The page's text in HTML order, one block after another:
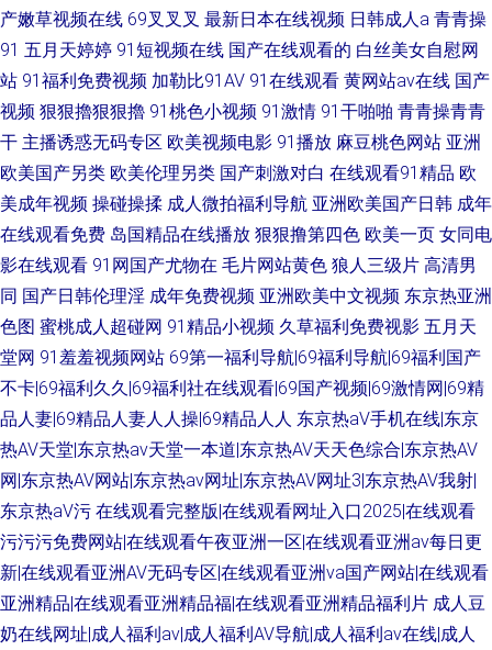
产嫩草视频在线 69叉叉叉 最新日本在线视频 日韩成人a 青青操
91 五月天婷婷 91短视频在线 国产在线观看的 白丝美女自慰网
站 91福利免费视频 加勒比91AV 91在线观看 黄网站av在线 国产
视频 狠狠擼狠狠擼 91桃色小视频 91激情 91干啪啪 青青操青青
干 主播诱惑无码专区 欧美视频电影 91播放 麻豆桃色网站 亚洲
欧美国产另类 欧美伦理另类 国产刺激对白 在线观看91精品 欧
美成年视频 操碰操揉 成人微拍福利导航 亚洲欧美国产日韩 成年
在线观看免费 岛国精品在线播放 狠狠撸第四色 欧美一页 女同电
影在线观看 91网国产尤物在 毛片网站黄色 狼人三级片 高清男
同 国产日韩伦理淫 成年免费视频 亚洲欧美中文视频 东京热亚洲
色图 蜜桃成人超碰网 91精品小视频 久草福利免费视影 五月天
堂网 91羞羞视频网站 69第一福利导航|69福利导航|69福利国产
不卡|69福利久久|69福利社在线观看|69国产视频|69激情网|69精
品人妻|69精品人妻人人操|69精品人人 东京热aV手机在线|东京
热AV天堂|东京热av天堂一本道|东京热AV天天色综合|东京热AV
网|东京热AV网站|东京热av网址|东京热AV网址3|东京热AV我射|
东京热aV污 在线观看完整版|在线观看网址入口2025|在线观看
污污污免费网站|在线观看午夜亚洲一区|在线观看亚洲av每日更
新|在线观看亚洲AV无码专区|在线观看亚洲va国产网站|在线观看
亚洲精品|在线观看亚洲精品福|在线观看亚洲精品福利片 成人豆
奶在线网址|成人福利av|成人福利AV导航|成人福利av在线|成人